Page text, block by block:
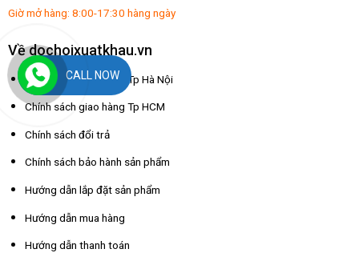
Giờ mở hàng: 8:00-17:30 hàng ngày
Về dochoixuatkhau.vn
Chính sách giao hàng Tp Hà Nội
Chính sách giao hàng Tp HCM
Chính sách đổi trả
Chính sách bảo hành sản phẩm
Hướng dẫn lắp đặt sản phẩm
Hướng dẫn mua hàng
Hướng dẫn thanh toán
CALL NOW